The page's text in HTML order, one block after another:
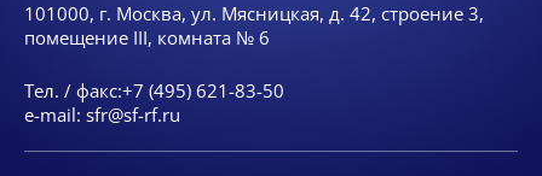
101000, г. Москва, ул. Мясницкая, д. 42, строение 3,
помещение III, комната № 6
Тел. / факс:+7 (495) 621-83-50
e-mail: sfr@sf-rf.ru